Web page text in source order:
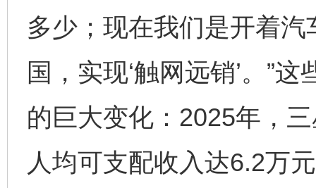
多少；现在我们是开着
国，实现‘触网远销’。”
的巨大变化：2025年，
人均可支配收入达6.2万